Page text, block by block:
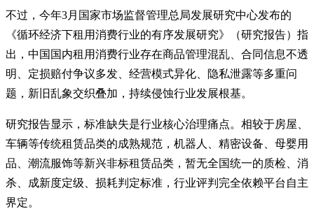
不过，今年3月国家市场监督管理总局发展研究中心发布的
《循环经济下租用消费行业的有序发展研究》（研究报告）指
出，中国国内租用消费行业存在商品管理混乱、合同信息不透
明、定损赔付争议多发、经营模式异化、隐私泄露等多重问
题，新旧乱象交织叠加，持续侵蚀行业发展根基。
研究报告显示，标准缺失是行业核心治理痛点。相较于房屋、
车辆等传统租赁品类的成熟规范，机器人、精密设备、母婴用
品、潮流服饰等新兴非标租赁品类，暂无全国统一的质检、消
杀、成新度定级、损耗判定标准，行业评判完全依赖平台自主
界定。